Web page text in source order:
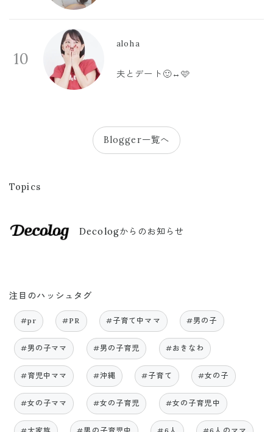
10
aloha
夫とデート🙂‍↔️🩷
Blogger一覧へ
Topics
Decologからのお知らせ
注目のハッシュタグ
#pr #PR #子育て中ママ #男の子
#男の子ママ #男の子育児 #おきなわ
#育児中ママ #沖縄 #子育て #女の子
#女の子ママ #女の子育児 #女の子育児中